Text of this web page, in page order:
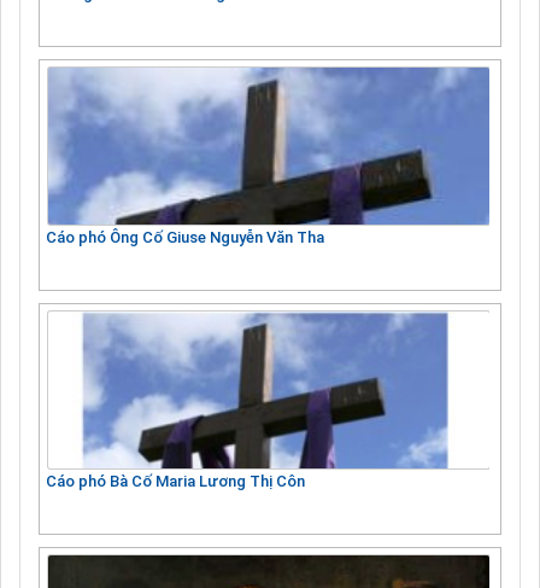
Cáo phó Ông Cố Giuse Nguyễn Văn Tha
Cáo phó Bà Cố Maria Lương Thị Côn